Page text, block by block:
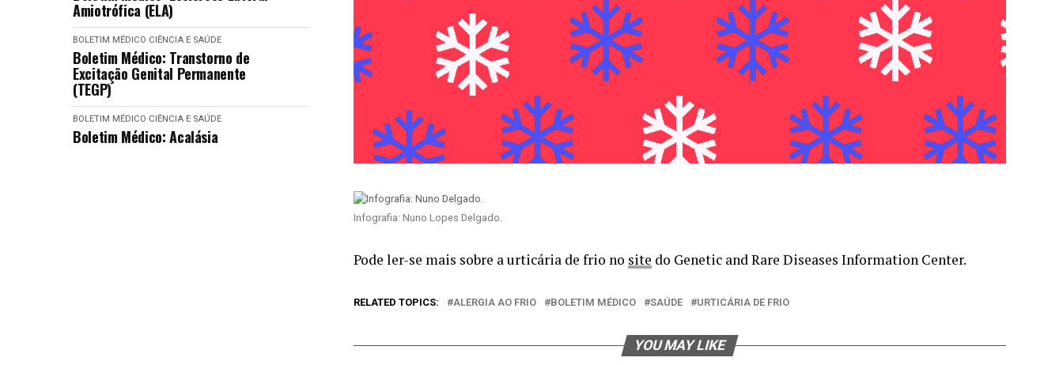
Amiotrófica (ELA)
BOLETIM MÉDICO CIÊNCIA E SAÚDE
Boletim Médico: Transtorno de
Excitação Genital Permanente
(TEGP)
BOLETIM MÉDICO CIÊNCIA E SAÚDE
Boletim Médico: Acalásia
Infografia: Nuno Lopes Delgado.
Pode ler-se mais sobre a urticária de frio no site do Genetic and Rare Diseases Information Center.
RELATED TOPICS: ALERGIA AO FRIO BOLETIM MÉDICO SAÚDE URTICÁRIA DE FRIO
YOU MAY LIKE